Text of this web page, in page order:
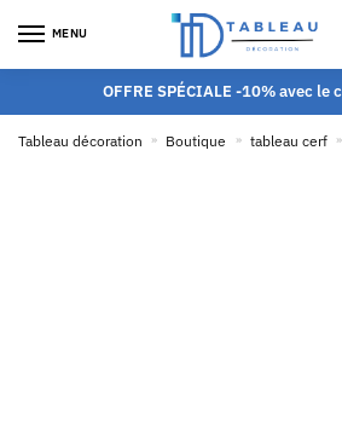
MENU
OFFRE SPÉCIALE -10% avec le
Tableau décoration » Boutique » tableau cerf »